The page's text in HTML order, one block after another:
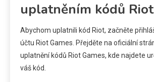
uplatněním kódů Riot
Abychom uplatnili kód Riot, začněte
účtu Riot Games. Přejděte na oficiální
uplatnění kódů Riot Games, kde najdete
váš kód.